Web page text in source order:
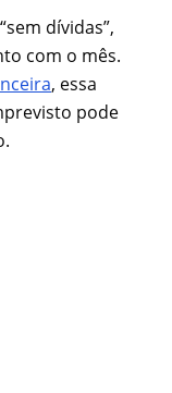
dívidas”,
com o mês.
, essa
pode